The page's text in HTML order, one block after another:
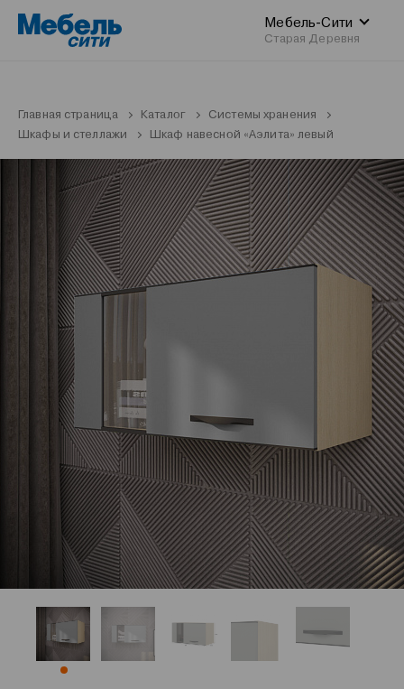
Мебель-Сити
Старая Деревня
Главная страница Каталог
Системы хранения
Шкафы и стеллажи
Шкаф навесной «Аэлита» левый